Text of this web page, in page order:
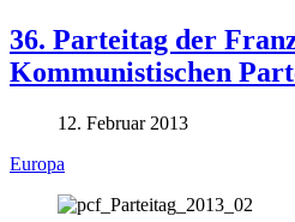
36. Parteitag der
Kommunistischen
12. Februar 2013
Europa